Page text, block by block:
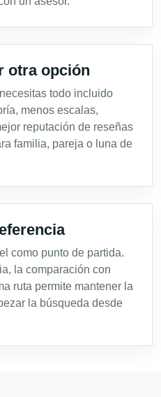
otra opción
todo incluido
menos escalas,
reputación de reseñas
familia, pareja o luna de
como punto de partida.
la comparación con
ruta permite mantener la
la búsqueda desde